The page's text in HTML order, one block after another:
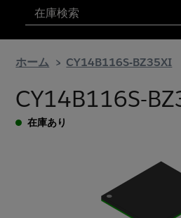
検索
ホーム CY14B116S-BZ35XI
CY14B116S-
在庫あり